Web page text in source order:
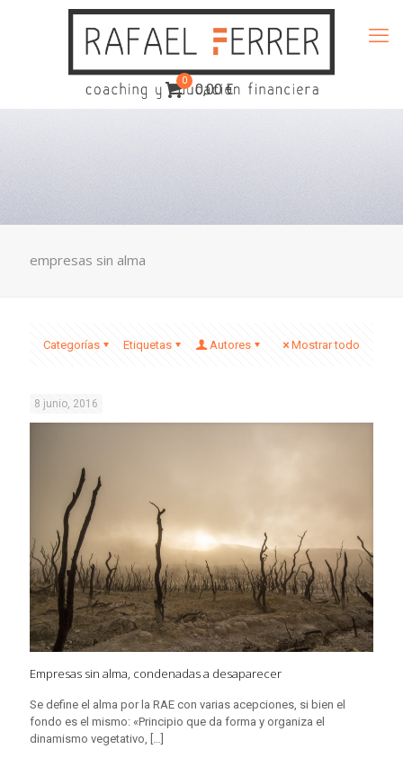
0
0,00 €
empresas sin alma
Categorías Etiquetas Autores Mostrar todo
8 junio, 2016
Empresas sin alma, condenadas a desaparecer
Se define el alma por la RAE con varias acepciones, si bien el
fondo es el mismo: «Principio que da forma y organiza el
dinamismo vegetativo, […]